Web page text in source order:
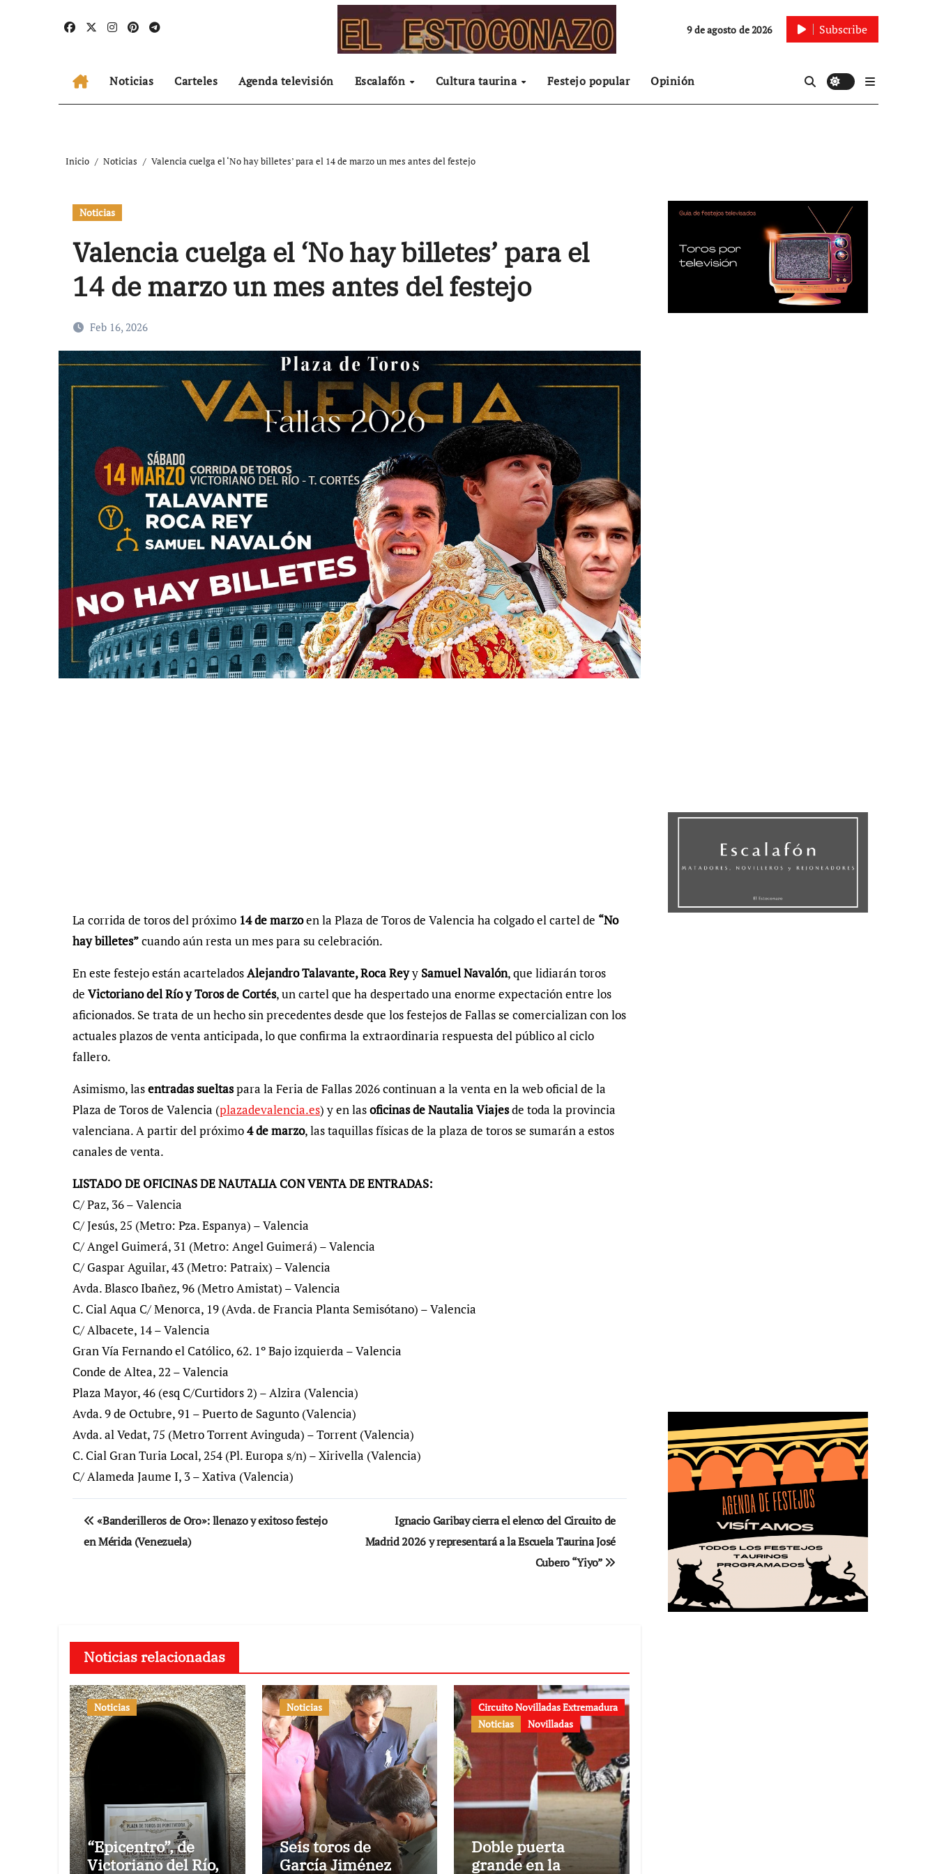
9 de agosto de 2026 Subscribe
Noticias Carteles Agenda televisión Escalafón Cultura taurina Festejo popular Opinión
Inicio Noticias Valencia cuelga el ‘No hay billetes’ para el 14 de marzo un mes antes del festejo
Noticias
Valencia cuelga el ‘No hay billetes’ para el
14 de marzo un mes antes del festejo
Feb 16, 2026
La corrida de toros del próximo 14 de marzoen la Plaza de Toros de Valencia ha colgado el cartel de “No
hay billetes”cuando aún resta un mes para su celebración.
En este festejo están acarteladosAlejandro Talavante, Roca Reyy Samuel Navalón, que lidiarán toros
de Victoriano del Río y Toros de Cortés, un cartel que ha despertado una enorme expectación entre los
aficionados. Se trata de un hecho sin precedentes desde que los festejos de Fallas se comercializan con los
actuales plazos de venta anticipada, lo que confirma la extraordinaria respuesta del público al ciclo
fallero.
Asimismo, lasentradas sueltaspara la Feria de Fallas 2026 continuan a la venta en la web oficial de la
Plaza de Toros de Valencia (plazadevalencia.es) y en lasoficinas de Nautalia Viajesde toda la provincia
valenciana. A partir del próximo4 de marzo, las taquillas físicas de la plaza de toros se sumarán a estos
canales de venta.
LISTADO DE OFICINAS DE NAUTALIA CON VENTA DE ENTRADAS:
C/ Paz, 36 – Valencia
C/ Jesús, 25 (Metro: Pza. Espanya) – Valencia
C/ Angel Guimerá, 31 (Metro: Angel Guimerá) – Valencia
C/ Gaspar Aguilar, 43 (Metro: Patraix) – Valencia
Avda. Blasco Ibañez, 96 (Metro Amistat) – Valencia
C. Cial Aqua C/ Menorca, 19 (Avda. de Francia Planta Semisótano) – Valencia
C/ Albacete, 14 – Valencia
Gran Vía Fernando el Católico, 62. 1º Bajo izquierda – Valencia
Conde de Altea, 22 – Valencia
Plaza Mayor, 46 (esq C/Curtidors 2) – Alzira (Valencia)
Avda. 9 de Octubre, 91 – Puerto de Sagunto (Valencia)
Avda. al Vedat, 75 (Metro Torrent Avinguda) – Torrent (Valencia)
C. Cial Gran Turia Local, 254 (Pl. Europa s/n) – Xirivella (Valencia)
C/ Alameda Jaume I, 3 – Xativa (Valencia)
Navegación
de
«Banderilleros de Oro»: llenazo y exitoso festejo
en Mérida (Venezuela)
Ignacio Garibay cierra el elenco del Circuito de
Madrid 2026 y representará a la Escuela Taurina José
Cubero “Yiyo”
Noticias relacionadas
Noticias
“Epicentro”, de
Victoriano del Río,
Noticias
Seis toros de
García Jiménez
Circuito Novilladas Extremadura
Noticias
Novilladas
Doble puerta
grande en la